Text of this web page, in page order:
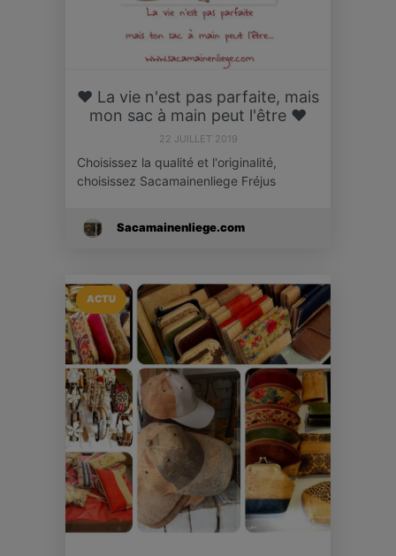
❤ La vie n'est pas parfaite, mais
mon sac à main peut l'être ❤
22 JUILLET 2019
Choisissez la qualité et l'originalité,
choisissez Sacamainenliege Fréjus
Sacamainenliege.com
ACTU